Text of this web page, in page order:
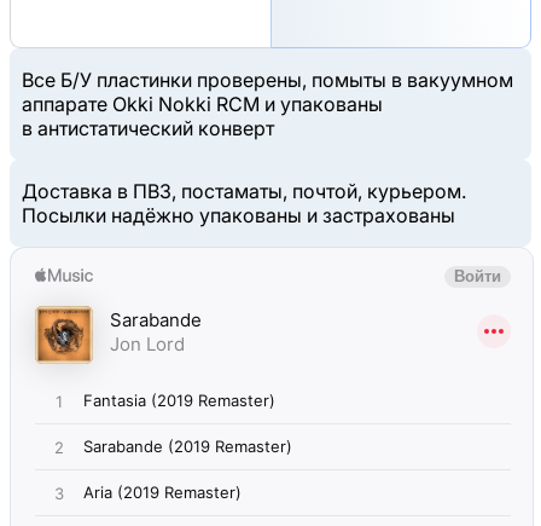
Все Б/У пластинки проверены, помыты в вакуумном
аппарате Okki Nokki RCM и упакованы
в антистатический конверт
Доставка в ПВЗ, постаматы, почтой, курьером.
Посылки надёжно упакованы и застрахованы